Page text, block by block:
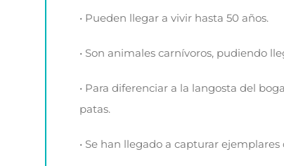
• Pueden llegar a vivir hasta 50 años.
• Son animales carnívoros, pudiendo
• Para diferenciar a la langosta del
patas.
• Se han llegado a capturar